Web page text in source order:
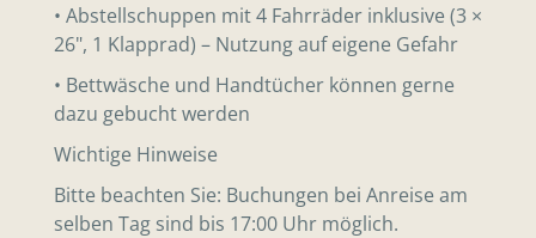
• Abstellschuppen mit 4 Fahrräder inklusive (3 ×
26", 1 Klapprad) – Nutzung auf eigene Gefahr
• Bettwäsche und Handtücher können gerne
dazu gebucht werden
Wichtige Hinweise
Bitte beachten Sie: Buchungen bei Anreise am
selben Tag sind bis 17:00 Uhr möglich.